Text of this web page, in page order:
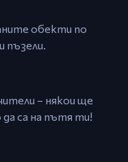
обекти по
пъзели.
– някои ще
са на пътя ти!